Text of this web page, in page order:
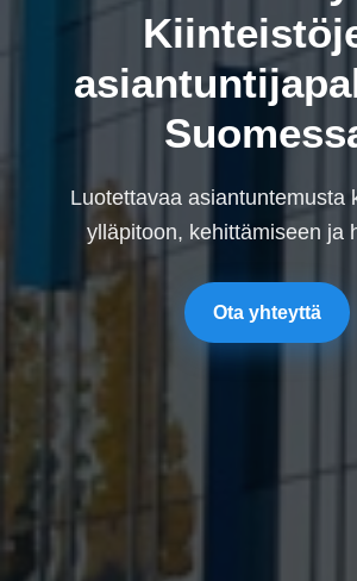
Luotettavaa asiantuntemusta
ylläpitoon, kehittämiseen ja
Ota yhteyttä